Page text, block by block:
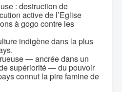
: destruction de
active de l’Eglise
à gogo contre les
indigène dans la plus
— ancrée dans un
supériorité — du pouvoir
connut la pire famine de